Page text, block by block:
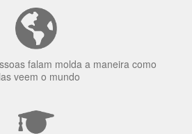
falam molda a maneira como